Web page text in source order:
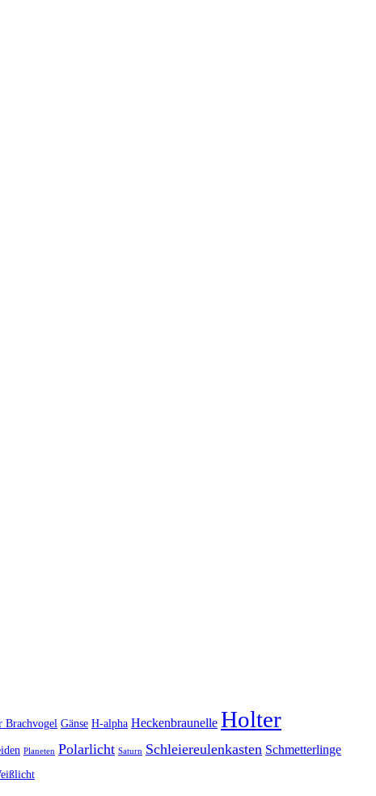
Brachvogel Gänse H-alpha Heckenbraunelle Holter
Planeten Polarlicht Saturn Schleiereulenkasten Schmetterlinge